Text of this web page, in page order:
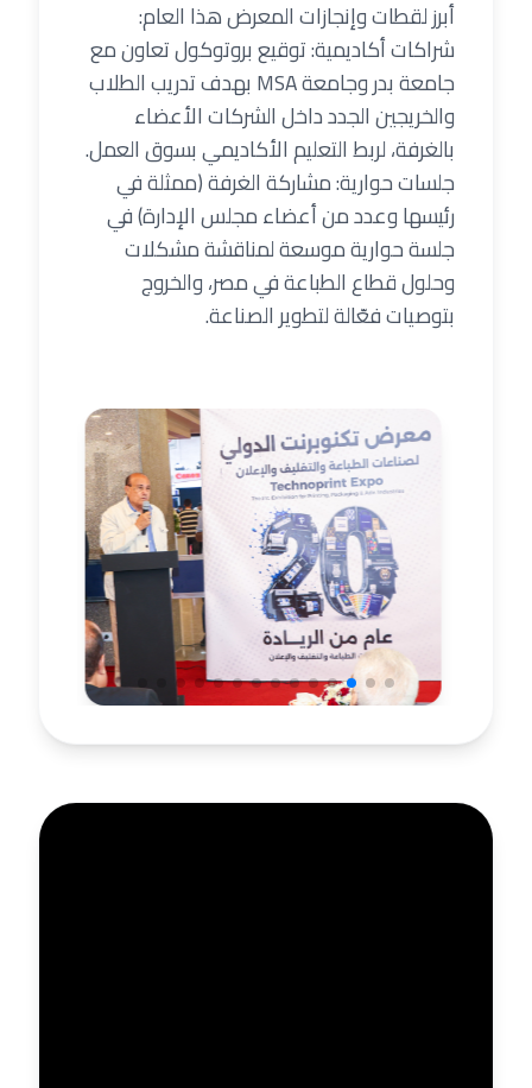
أبرز لقطات وإنجازات المعرض هذا العام:
شراكات أكاديمية: توقيع بروتوكول تعاون مع
جامعة بدر وجامعة MSA بهدف تدريب الطلاب
والخريجين الجدد داخل الشركات الأعضاء
بالغرفة، لربط التعليم الأكاديمي بسوق العمل.
جلسات حوارية: مشاركة الغرفة (ممثلة في
رئيسها وعدد من أعضاء مجلس الإدارة) في
جلسة حوارية موسعة لمناقشة مشكلات
وحلول قطاع الطباعة في مصر، والخروج
بتوصيات فعّالة لتطوير الصناعة.